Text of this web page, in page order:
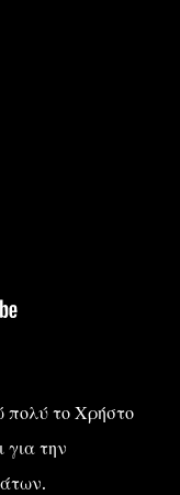
πολύ το Χρήστο
για την